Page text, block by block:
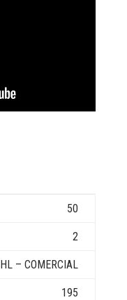
50
2
HL – COMERCIAL
195